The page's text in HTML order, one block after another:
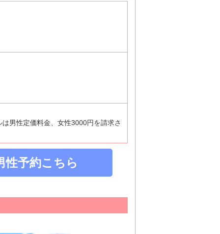
男性定価料金、女性3000円を請求さ
性予約こちら